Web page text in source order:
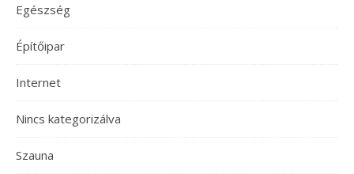
Egészség
Építőipar
Internet
Nincs kategorizálva
Szauna